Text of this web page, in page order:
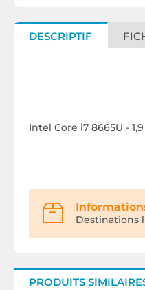
DESCRIPTIF
Intel Core i7 8665U -
Destinations
PRODUITS